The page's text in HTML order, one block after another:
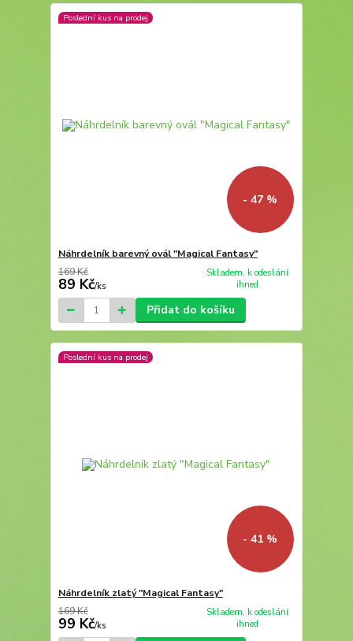
Poslední kus na prodej
- 47 %
Náhrdelník barevný ovál "Magical Fantasy"
169 Kč
89 Kč/ks
Skladem, k odeslání
ihned
Přidat do košíku
Poslední kus na prodej
- 41 %
Náhrdelník zlatý "Magical Fantasy"
169 Kč
99 Kč/ks
Skladem, k odeslání
ihned